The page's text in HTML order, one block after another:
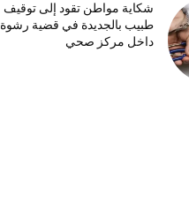
شكاية مواطن تقود إلى توقيف
طبيب بالجديدة في قضية رشوة
داخل مركز صحي